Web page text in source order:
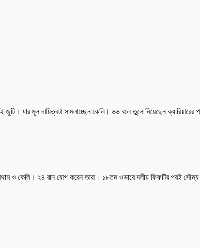
যার মূল দায়িত্বটা সামলাচ্ছেন কেলি। ৬৬ বলে তুলে নিয়েছেন
ও কেলি। ২৪ রান যোগ করেন তারা। ১৮তম ওভারে দলীয় ফিফটির পরই